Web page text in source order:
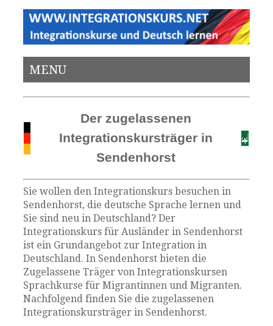
MENU
Der zugelassenen
Integrationskursträger in
Sendenhorst
Sie wollen den Integrationskurs besuchen in
Sendenhorst, die deutsche Sprache lernen und
Sie sind neu in Deutschland? Der
Integrationskurs für Ausländer in Sendenhorst
ist ein Grundangebot zur Integration in
Deutschland. In Sendenhorst bieten die
Zugelassene Träger von Integrationskursen
Sprachkurse für Migrantinnen und Migranten.
Nachfolgend finden Sie die zugelassenen
Integrationskursträger in Sendenhorst.